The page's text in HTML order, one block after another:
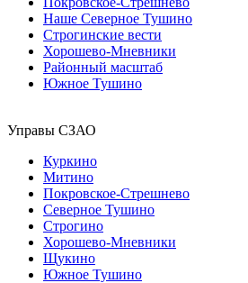
Наше Северное Тушино
Строгинские вести
Хорошево-Мневники
Районный масштаб
Южное Тушино
Управы СЗАО
Куркино
Митино
Покровское-Стрешнево
Северное Тушино
Строгино
Хорошево-Мневники
Щукино
Южное Тушино